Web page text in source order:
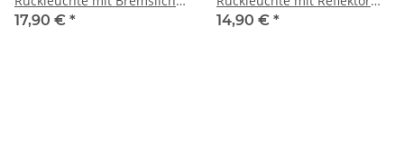
Reflektor und StVZO-
17,90 € *
und StVZO-Zulassung, 8
14,90 € *